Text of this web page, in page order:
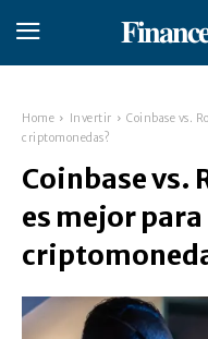
Home Invertir
Coinbase vs.
criptomonedas?
Coinbase vs.
es mejor